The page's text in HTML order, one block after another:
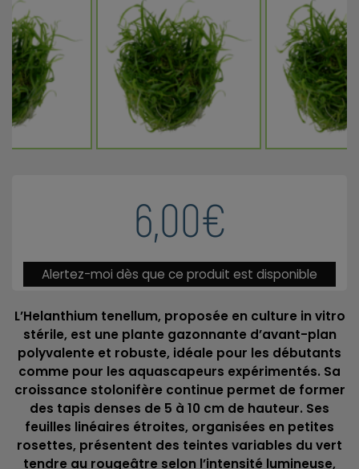
6,00€
Alertez-moi dès que ce produit est disponible
L’Helanthium tenellum, proposée en culture in vitro
stérile, est une plante gazonnante d’avant-plan
polyvalente et robuste, idéale pour les débutants
comme pour les aquascapeurs expérimentés. Sa
croissance stolonifère continue permet de former
des tapis denses de 5 à 10 cm de hauteur. Ses
feuilles linéaires étroites, organisées en petites
rosettes, présentent des teintes variables du vert
tendre au rougeâtre selon l’intensité lumineuse,